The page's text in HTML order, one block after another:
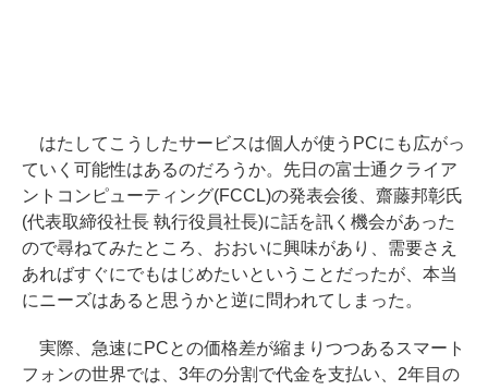
はたしてこうしたサービスは個人が使うPCにも広がっ
ていく可能性はあるのだろうか。先日の富士通クライア
ントコンピューティング(FCCL)の発表会後、齋藤邦彰氏
(代表取締役社長 執行役員社長)に話を訊く機会があった
ので尋ねてみたところ、おおいに興味があり、需要さえ
あればすぐにでもはじめたいということだったが、本当
にニーズはあると思うかと逆に問われてしまった。
実際、急速にPCとの価格差が縮まりつつあるスマート
フォンの世界では、3年の分割で代金を支払い、2年目の